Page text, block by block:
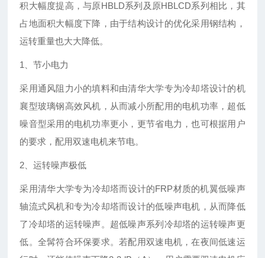
积大幅度提高，与原HBLD系列及原HBLCD系列相比，其
占地面积大幅度下降，由于结构设计的优化采用钢结构，
运转重量也大大降低。
1、节小电力
采用通风阻力小的填料和由清华大学专为冷却塔设计的机
襄型玻璃钢高效风机，从而减小所配用的电机功率，超低
噪音型采用的电机功率更小，更节省电力，也可根据用户
的要求，配用双速电机来节电。
2、运转噪声极低
采用清华大学专为冷却塔而设计的FRP材质的机翼低噪声
轴流式风机和专为冷却塔而设计的低噪声电机，从而降低
了冷却塔的运转噪声。超低噪声系列冷却塔的运转噪声更
低。全髯符合环保要求。若配用双速电机，在夜间低速运